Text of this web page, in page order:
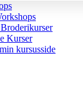
Kurser
kursusside